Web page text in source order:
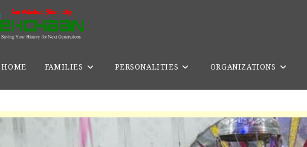
HOME FAMILIES PERSONALITIES ORGANIZATIONS